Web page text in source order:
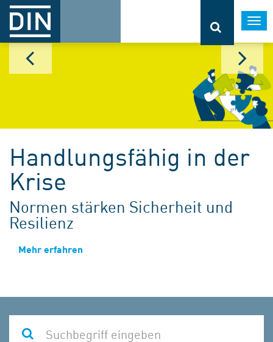
Handlungsfähig in der
Krise
Normen stärken Sicherheit und
Resilienz
Mehr erfahren